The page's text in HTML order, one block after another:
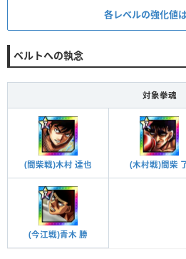
全体
条件 4体の拳魂の拳魂 進化
効果 体力＋6%、気力＋6%
各レベルの強化値
条件 4体の拳魂の拳魂 進化
効果 体力＋1%、攻撃力＋
段階Ⅱ
条件 4体の拳魂の拳魂 進化＋
対象
効果
段階Ⅲ
条件
対象 全体
ベルトへの執念
対象拳魂
(間柴戦)木村 達也 (木村戦)間柴
(今江戦)青木 勝